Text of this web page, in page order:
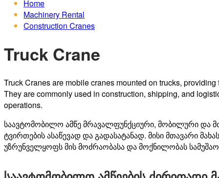
Home
Machinery Rental
Construction Cranes
Truck Crane
Truck Cranes are mobile cranes mounted on trucks,
They are commonly used in construction, shipping, and
operations.
საავტომობილო ამწემრავალფუნქციური, მობილურიდა
ტვირთებისასაწევადდაგადასატანად. მისიმთავარი
უზრუნველყოფსმისმოძრაობასადამოქნილობას სამუშაო